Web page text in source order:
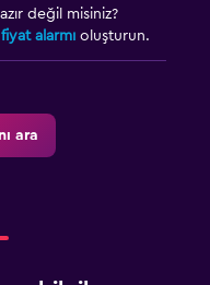
değil misiniz?
fiyat alarmı oluşturun.
ara